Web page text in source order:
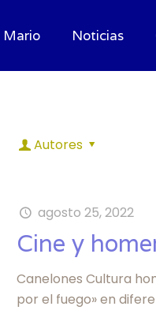
Mario Noticias
Autores
agosto 25, 2022
Cine y
Canelones Cultura
por el fuego» en